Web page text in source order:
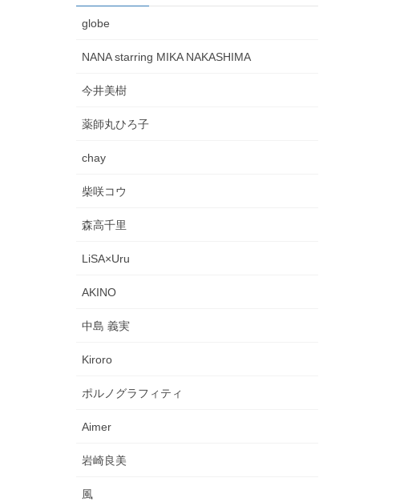
globe
NANA starring MIKA NAKASHIMA
今井美樹
薬師丸ひろ子
chay
柴咲コウ
森高千里
LiSA×Uru
AKINO
中島 義実
Kiroro
ポルノグラフィティ
Aimer
岩崎良美
風